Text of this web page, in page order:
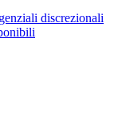
discrezionali